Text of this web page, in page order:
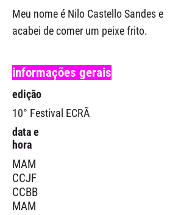
Meu nome é Nilo Castello Sandes e
acabei de comer um peixe frito.
informações gerais
edição
10° Festival ECRÃ
data e
hora
MAM
CCJF
CCBB
MAM